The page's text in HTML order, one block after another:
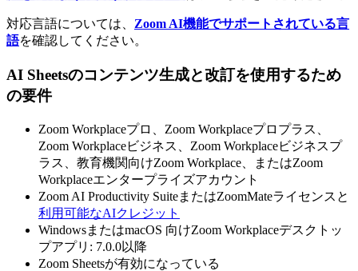
対応言語については、 Zoom AI機能でサポートされている言
語を確認してください。
AI Sheetsのコンテンツ生成と改訂を使用するため
の要件
Zoom Workplaceプロ、Zoom Workplaceプロプラス、
Zoom Workplaceビジネス、Zoom Workplaceビジネスプ
ラス、教育機関向けZoom Workplace、またはZoom
Workplaceエンタープライズアカウント
Zoom AI Productivity SuiteまたはZoomMateライセンスと
利用可能なAIクレジット
WindowsまたはmacOS 向けZoom Workplaceデスクトッ
プアプリ: 7.0.0以降
Zoom Sheetsが有効になっている